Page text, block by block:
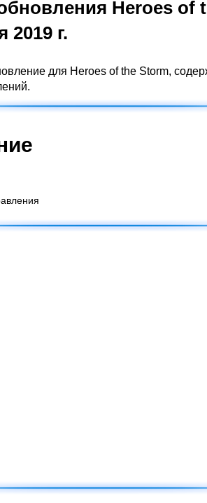
Heroes of
2019 г.
для Heroes of the Storm,